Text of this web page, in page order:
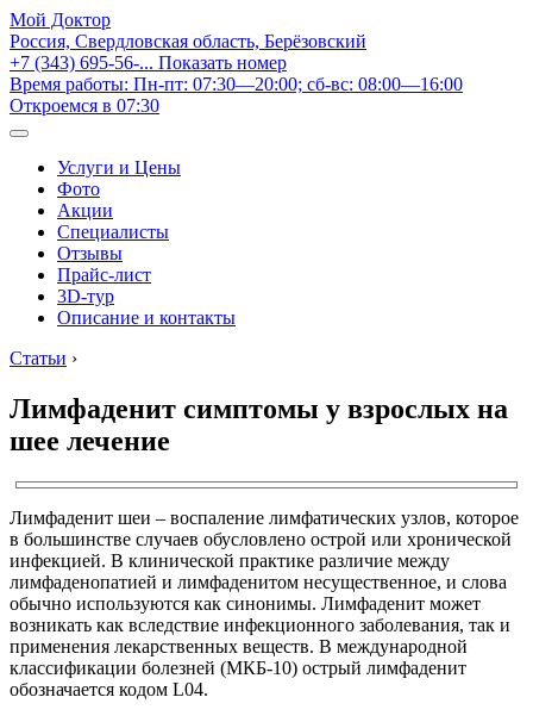
Мой Доктор
Россия, Свердловская область, Берёзовский
+7 (343) 695-56-... Показать номер
Время работы: Пн-пт: 07:30—20:00; сб-вс: 08:00—16:00
Откроемся в 07:30
Услуги и Цены
Фото
Акции
Специалисты
Отзывы
Прайс-лист
3D-тур
Описание и контакты
Статьи ›
Лимфаденит симптомы у взрослых на
шее лечение
Лимфаденит шеи – воспаление лимфатических узлов, которое
в большинстве случаев обусловлено острой или хронической
инфекцией. В клинической практике различие между
лимфаденопатией и лимфаденитом несущественное, и слова
обычно используются как синонимы. Лимфаденит может
возникать как вследствие инфекционного заболевания, так и
применения лекарственных веществ. В международной
классификации болезней (МКБ-10) острый лимфаденит
обозначается кодом L04.